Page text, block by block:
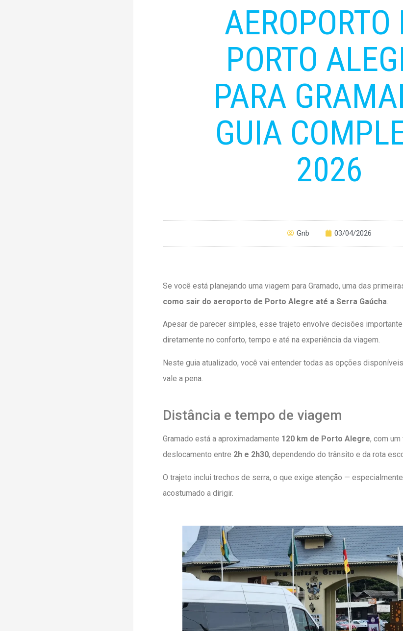
AEROPORTO
PORTO
PARA
GUIA
2026
Gnb 03/04/2026
Se você está planejando uma viagem para Gramado, uma das
como sair do aeroporto de Porto Alegre até a Serra Gaúcha.
Apesar de parecer simples, esse trajeto envolve decisões
diretamente no conforto, tempo e até na experiência da viagem.
Neste guia atualizado, você vai entender todas as opções
vale a pena.
Distância e tempo de viagem
Gramado está a aproximadamente 120 km de Porto Alegre, com
deslocamento entre 2h e 2h30, dependendo do trânsito e da rota
O trajeto inclui trechos de serra, o que exige atenção —
acostumado a dirigir.